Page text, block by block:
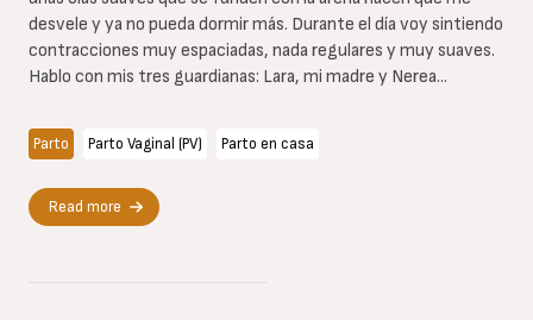
desvele y ya no pueda dormir más. Durante el día voy sintiendo
contracciones muy espaciadas, nada regulares y muy suaves.
Hablo con mis tres guardianas: Lara, mi madre y Nerea...
Parto Parto Vaginal (PV) Parto en casa
Read more